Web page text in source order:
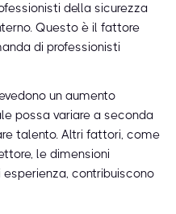
della sicurezza
Questo è il fattore
di professionisti
un aumento
possa variare a seconda
talento. Altri fattori, come
le dimensioni
contribuiscono